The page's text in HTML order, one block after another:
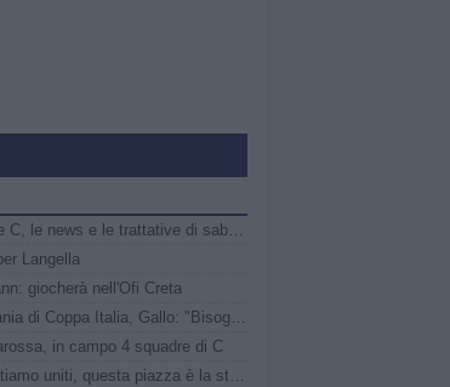
Calciomercato Serie C, le news e le trattative di sabato 8 agosto | LIVE
Langella
giocherà nell'Ofi Creta
Verso Vicenza-Catania di Coppa Italia, Gallo: "Bisogna pedalare, nessuno ha il posto sicuro"
in campo 4 squadre di C
Samb, Massi: "Restiamo uniti, questa piazza è la storia che tutti conoscono"